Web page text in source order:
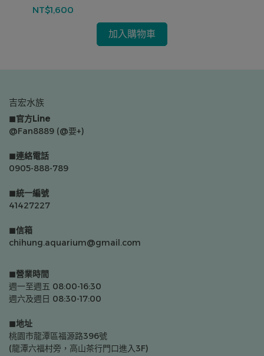
NT$1,600
加入購物車
吉宏水族
◼官方Line
@Fan8889 (@要+)
◼連絡電話
0905-888-789
◼統一編號
41427227
◼信箱
chihung.aquarium@gmail.com
◼營業時間
週一至週五 08:00-16:30
週六及週日 08:30-17:00
◼地址
桃園市龍潭區福源路396號
(龍潭六福村旁，高山茶行門口進入3F)